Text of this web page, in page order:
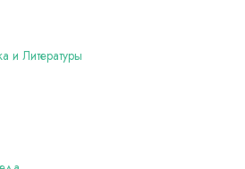
и Литературы